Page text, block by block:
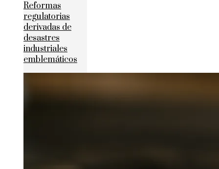
Reformas
regulatorias
derivadas de
desastres
industriales
emblemáticos